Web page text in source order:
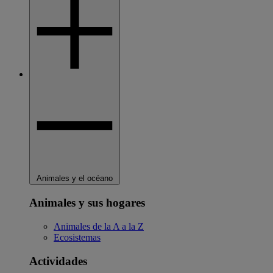
Animales y el océano
Animales y sus hogares
Animales de la A a la Z
Ecosistemas
Actividades